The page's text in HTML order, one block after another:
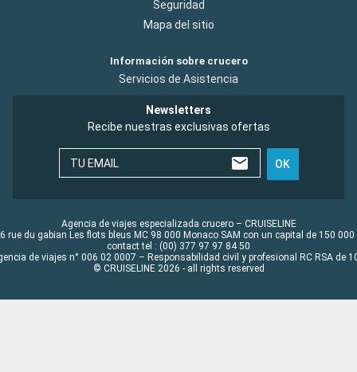
Seguridad
Mapa del sitio
Información sobre crucero
Servicios de Asistencia
Newsletters
Recibe nuestras exclusivas ofertas
TU EMAIL OK
Agencia de viajes especializada crucero – CRUISELINE
rue du gabian Les flots bleus MC 98 000 Monaco SAM con un capital de 150 000
contact tel : (00) 377 97 97 84 50
de viajes n° 006 02 0007 – Responsabilidad civil y profesional RC RSA de
© CRUISELINE 2026 - all rights reserved